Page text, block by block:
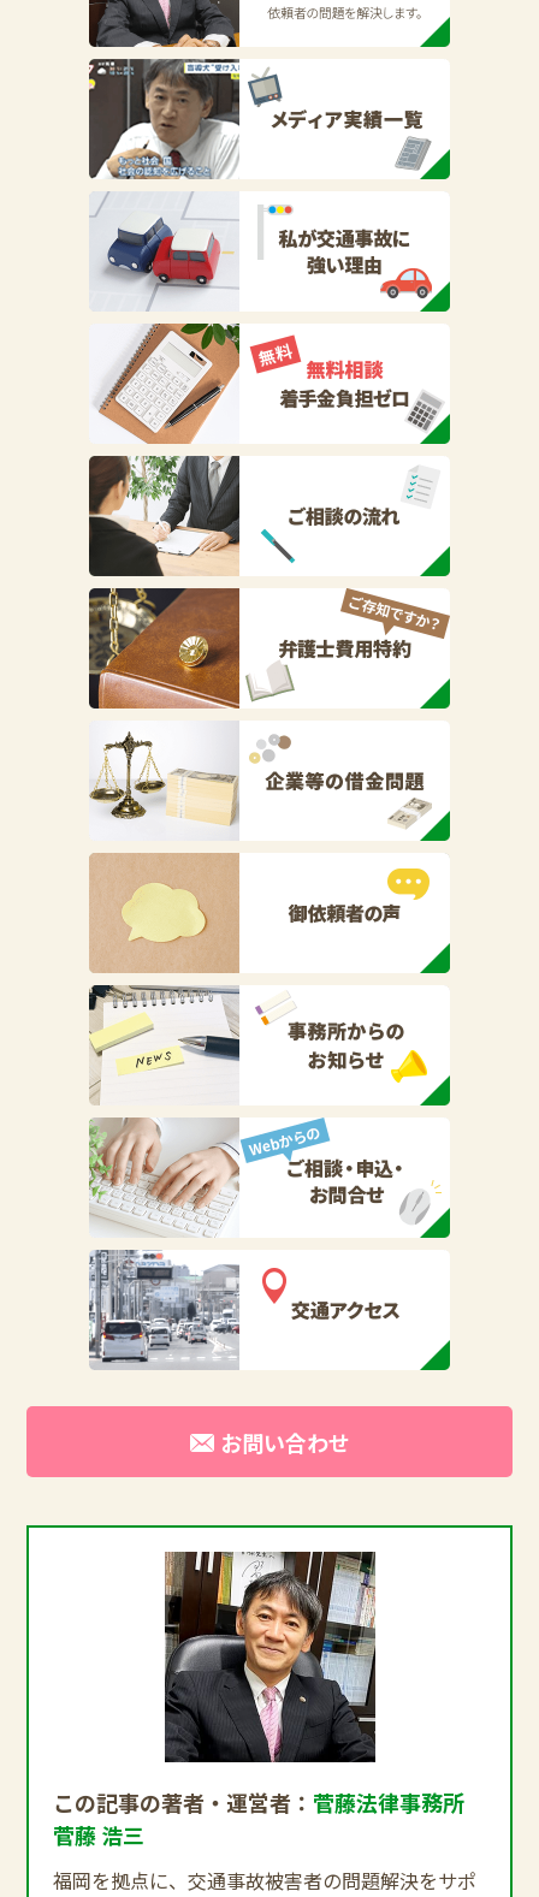
お問い合わせ
この記事の著者・運営者： 菅藤法律事務所
菅藤 浩三
福岡を拠点に、交通事故被害者の問題解決をサポ